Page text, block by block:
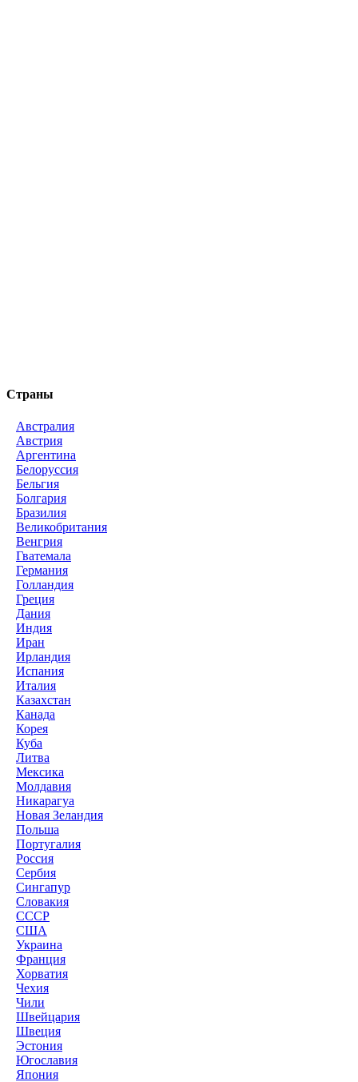
Страны
Австралия
Австрия
Аргентина
Белоруссия
Бельгия
Болгария
Бразилия
Великобритания
Венгрия
Гватемала
Германия
Голландия
Греция
Дания
Индия
Иран
Ирландия
Испания
Италия
Казахстан
Канада
Корея
Куба
Литва
Мексика
Молдавия
Никарагуа
Новая Зеландия
Польша
Португалия
Россия
Сербия
Сингапур
Словакия
СССР
США
Украина
Франция
Хорватия
Чехия
Чили
Швейцария
Швеция
Эстония
Югославия
Япония